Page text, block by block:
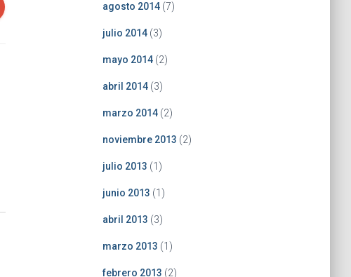
agosto 2014(7)
julio 2014(3)
mayo 2014(2)
abril 2014(3)
marzo 2014(2)
noviembre 2013 (2)
julio 2013 (1)
junio 2013 (1)
abril 2013 (3)
marzo 2013 (1)
febrero 2013 (2)